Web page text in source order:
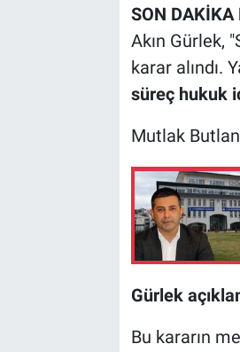
SON DAKİKA
Akın Gürlek,
karar alındı.
süreç hukuk
Mutlak Butlan
Gürlek
Bu kararın